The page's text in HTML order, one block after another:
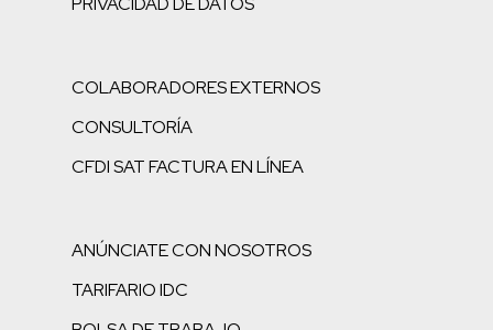
COLABORADORES EXTERNOS
CONSULTORÍA
CFDI SAT FACTURA EN LÍNEA
ANÚNCIATE CON NOSOTROS
TARIFARIO IDC